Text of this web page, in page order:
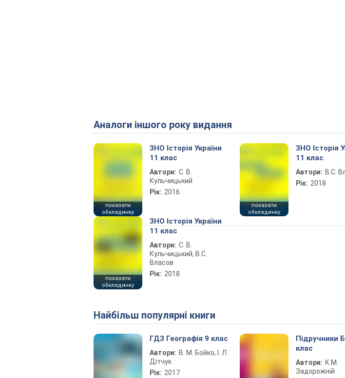
Аналоги іншого року видання
показати
обкладинку
ЗНО Історія України
11 клас
Автори: С. В.
Кульчицький
Рік: 2016
показати
обкладинку
ЗНО Історія
11 клас
Автори: В.С.
Рік: 2018
показати
обкладинку
ЗНО Історія України
11 клас
Автори: С. В.
Кульчицький, В.С.
Власов
Рік: 2018
Найбільш популярні книги
ГДЗ Географія 9 клас
Автори: В. М. Бойко, І. Л.
Дітчук
Рік: 2017
Підручники
клас
Автори: К.М.
Задорожній